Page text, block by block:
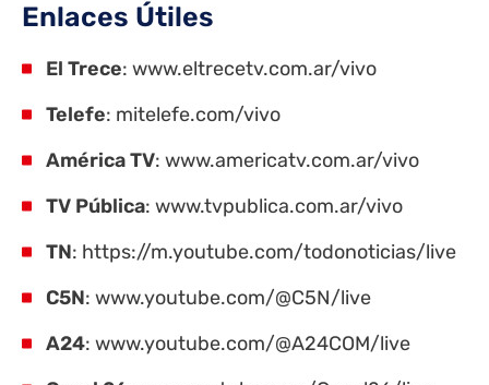
Enlaces Útiles
El Trece: www.eltrecetv.com.ar/vivo
Telefe: mitelefe.com/vivo
América TV: www.americatv.com.ar/vivo
TV Pública: www.tvpublica.com.ar/vivo
TN: https://m.youtube.com/todonoticias/live
C5N: www.youtube.com/@C5N/live
A24: www.youtube.com/@A24COM/live